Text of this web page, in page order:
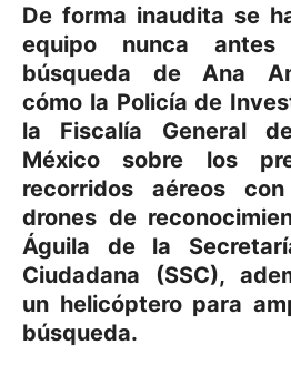
De forma inaudita se
equipo nunca
búsqueda de Ana
cómo la Policía de
la Fiscalía General
México sobre los
recorridos aéreos
drones de
Águila de la
Ciudadana (SSC),
un helicóptero para
búsqueda.